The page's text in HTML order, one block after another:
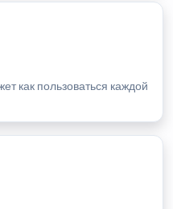
как пользоваться каждой